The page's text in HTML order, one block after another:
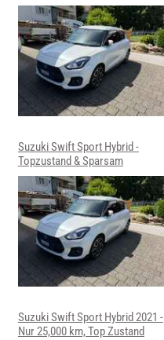
Suzuki Swift Sport Hybrid -
Topzustand & Sparsam
Suzuki Swift Sport Hybrid 2021 -
Nur 25,000 km, Top Zustand